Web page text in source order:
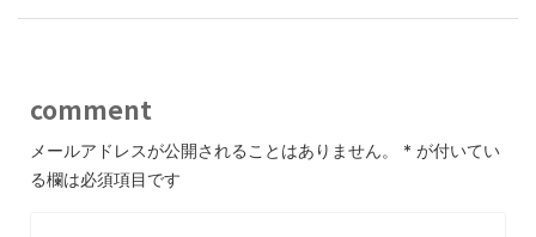
comment
メールアドレスが公開されることはありません。 * が付いてい
る欄は必須項目です